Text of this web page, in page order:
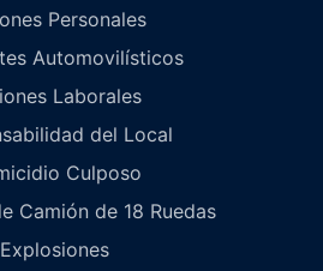
Personales
Automovilísticos
Laborales
del Local
Culposo
Camión de 18 Ruedas
Explosiones